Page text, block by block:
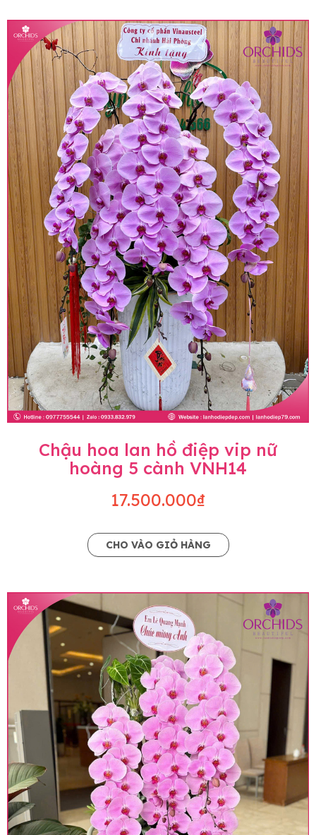
• Giá trên được miễn ship giao trong nội thành,
miễn phí in thiệp - banner theo yêu cầu khách
hàng.
• Beautiful Orchids liên kết với các cửa hàng
trên toàn quốc để phục vụ giao hoa tận nơi, mỗi
khu vực sẽ có mức giá khác nhau (tùy vào chi
phí mặt bằng, nguyên vật liệu,..) nên giá có thể sẽ
thay đổi so với giá niêm yết trên website. Khách
hàng ở Tỉnh thành khác vui lòng chủ động hỏi lại
giá trước khi đặt hàng, shop sẽ chủ động báo giá
chính xác khi có địa chỉ giao hàng cụ thể.
Chậu hoa lan hồ điệp vip nữ
hoàng 5 cành VNH14
17.500.000₫
CHO VÀO GIỎ HÀNG